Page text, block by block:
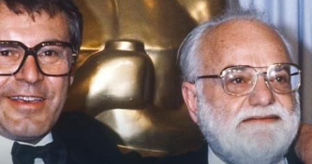
UFO A
MIMOZEMŠŤANÉ
UTAJENÉ PŘÍBĚHY
ČESKÝCH DĚJIN
ALTERNATIVNÍ
HISTORIE
REALITA
HORORY
REALITA
OPTICKÉ
KLAMY